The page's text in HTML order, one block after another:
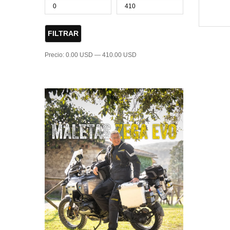
FILTRAR
Precio: 0.00 USD — 410.00 USD